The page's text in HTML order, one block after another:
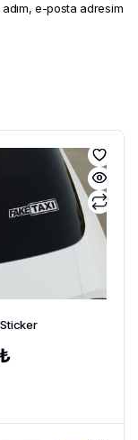
adım, e-posta adresim